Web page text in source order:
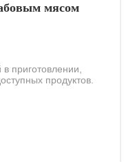
мясом
приготовлении,
продуктов.